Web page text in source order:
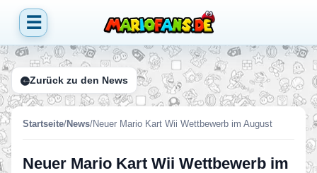
☰
Zurück zu den News
Startseite/News/Neuer Mario Kart Wii Wettbewerb im August
Neuer Mario Kart Wii Wettbewerb im